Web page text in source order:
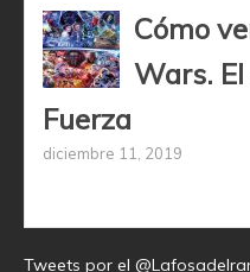
Cómo
Wars.
Fuerza
diciembre 11, 2019
Tweets por el